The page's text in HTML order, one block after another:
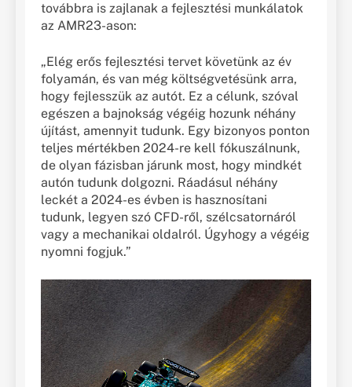
továbbra is zajlanak a fejlesztési munkálatok
az AMR23-ason:
„Elég erős fejlesztési tervet követünk az év
folyamán, és van még költségvetésünk arra,
hogy fejlesszük az autót. Ez a célunk, szóval
egészen a bajnokság végéig hozunk néhány
újítást, amennyit tudunk. Egy bizonyos ponton
teljes mértékben 2024-re kell fókuszálnunk,
de olyan fázisban járunk most, hogy mindkét
autón tudunk dolgozni. Ráadásul néhány
leckét a 2024-es évben is hasznosítani
tudunk, legyen szó CFD-ről, szélcsatornáról
vagy a mechanikai oldalról. Úgyhogy a végéig
nyomni fogjuk.”